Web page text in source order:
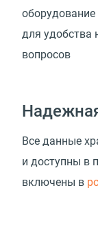
оборудование
для удобства
вопросов
Все данные
и доступны в
включены в